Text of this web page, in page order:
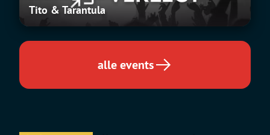
Tarantula
Tito & Tarantula
alle events